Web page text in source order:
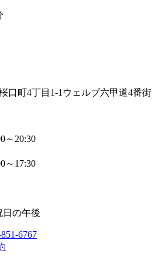
口町4丁目1-1ウェルブ六甲道4番街
～20:30
～17:30
日の午後